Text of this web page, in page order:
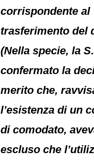
corrispondente al
trasferimento del
(Nella specie, la
confermato la
merito che,
l’esistenza di un
di comodato,
escluso che